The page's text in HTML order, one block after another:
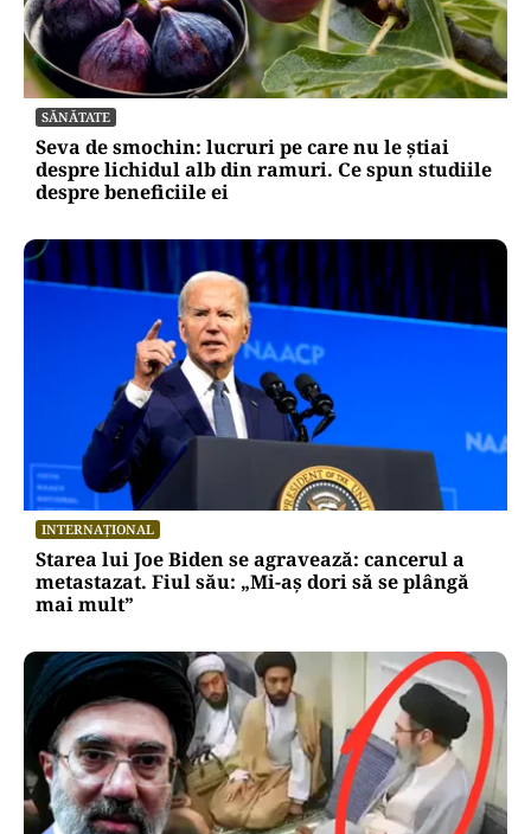
SĂNĂTATE
Seva de smochin: lucruri pe care nu le știai
despre lichidul alb din ramuri. Ce spun studiile
despre beneficiile ei
INTERNAȚIONAL
Starea lui Joe Biden se agravează: cancerul a
metastazat. Fiul său: „Mi-aș dori să se plângă
mai mult”